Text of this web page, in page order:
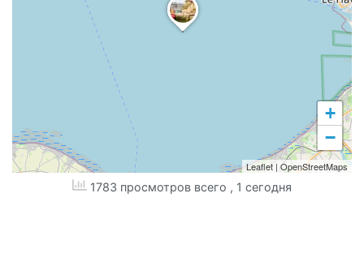
+
−
Leaflet |OpenStreetMaps
1783 просмотров всего , 1 сегодня